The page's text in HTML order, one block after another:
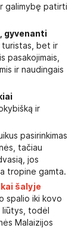
galimybę patirti
gyvenanti
turistas, bet ir
pasakojimais,
ir naudingais
ir
pasirinkimas
tačiau
jos
tropine gamta.
šalyje
spalio iki kovo
liūtys, todėl
Malaizijos